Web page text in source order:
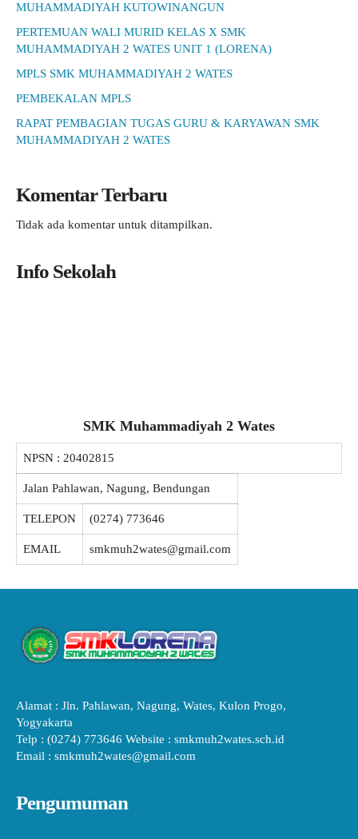
MUHAMMADIYAH KUTOWINANGUN
PERTEMUAN WALI MURID KELAS X SMK
MUHAMMADIYAH 2 WATES UNIT 1 (LORENA)
MPLS SMK MUHAMMADIYAH 2 WATES
PEMBEKALAN MPLS
RAPAT PEMBAGIAN TUGAS GURU & KARYAWAN SMK
MUHAMMADIYAH 2 WATES
Komentar Terbaru
Tidak ada komentar untuk ditampilkan.
Info Sekolah
SMK Muhammadiyah 2 Wates
NPSN : 20402815
Jalan Pahlawan, Nagung, Bendungan
TELEPON (0274) 773646
EMAIL smkmuh2wates@gmail.com
Alamat : Jln. Pahlawan, Nagung, Wates, Kulon Progo,
Yogyakarta
Telp : (0274) 773646 Website : smkmuh2wates.sch.id
Email : smkmuh2wates@gmail.com
Pengumuman